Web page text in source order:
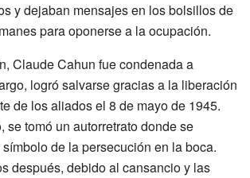
y dejaban mensajes en los bolsillos de
para oponerse a la ocupación.
Claude Cahun fue condenada a
logró salvarse gracias a la liberación
de los aliados el 8 de mayo de 1945.
se tomó un autorretrato donde se
de la persecución en la boca.
después, debido al cansancio y las